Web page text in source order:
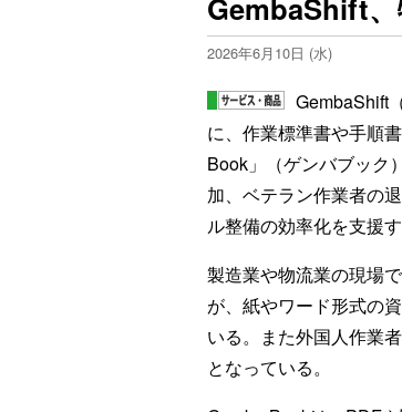
GembaShift
2026年6月10日 (水)
GembaShift
に、作業標準書や手順
Book」（ゲンバブック
加、ベテラン作業者の
ル整備の効率化を支援す
製造業や物流業の現場
が、紙やワード形式の
いる。また外国人作業
となっている。